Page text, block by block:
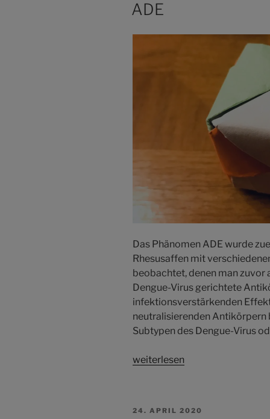
ADE
Das Phänomen ADE wurde
Rhesusaffen mit
beobachtet, denen man zuvor
Dengue-Virus gerichtete
infektionsverstärkenden
neutralisierenden Antikörpern
Subtypen des Dengue-Virus
weiterlesen
VERÖFFENTLICHT
24. APRIL 2020